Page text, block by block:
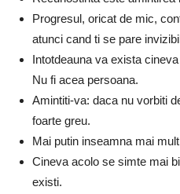
Progresul, oricat de mic,
atunci cand ti se pare
Intotdeauna va exista
Nu fi acea persoana.
Amintiti-va: daca nu vorbiti
foarte greu.
Mai putin inseamna mai
Cineva acolo se simte mai
existi.